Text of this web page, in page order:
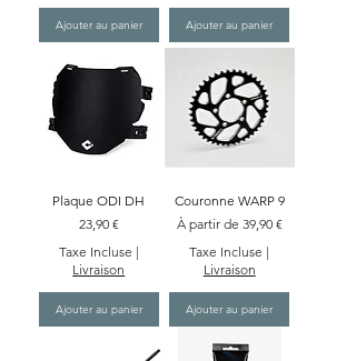
Ajouter au panier Ajouter au panier
Plaque ODI DH
Prix
23,90 €
Taxe Incluse |
Livraison
Ajouter au panier
Couronne WARP 9
À partir de 39,90 €
Prix promotionnel
Taxe Incluse |
Livraison
Ajouter au panier